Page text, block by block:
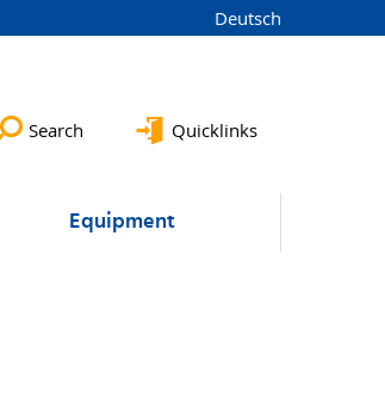
Deutsch
Search Quicklinks
Equipment